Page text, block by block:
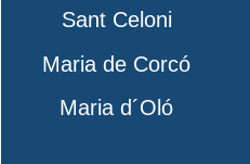
Sant Celoni
Maria de Corcó
Maria d´Oló